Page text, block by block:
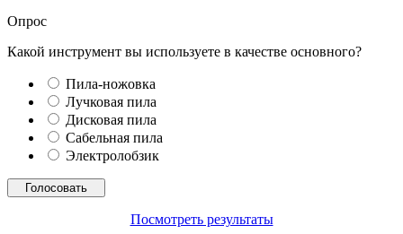
Опрос
Какой инструмент вы используете в качестве основного?
Пила-ножовка
Лучковая пила
Дисковая пила
Сабельная пила
Электролобзик
Посмотреть результаты